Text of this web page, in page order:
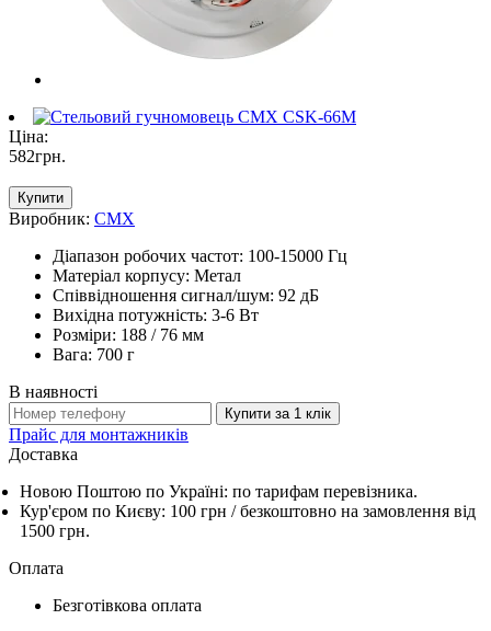
Ціна:
582грн.
Купити
Виробник: CMX
Діапазон робочих частот: 100-15000 Гц
Матеріал корпусу: Метал
Співвідношення сигнал/шум: 92 дБ
Вихідна потужність: 3-6 Вт
Розміри: 188 / 76 мм
Вага: 700 г
В наявності
Купити за 1 клiк
Прайс для монтажників
Доставка
Новою Поштою по Україні: по тарифам перевізника.
Кур'єром по Києву: 100 грн /безкоштовно на замовлення від
1500 грн.
Оплата
Безготівкова оплата